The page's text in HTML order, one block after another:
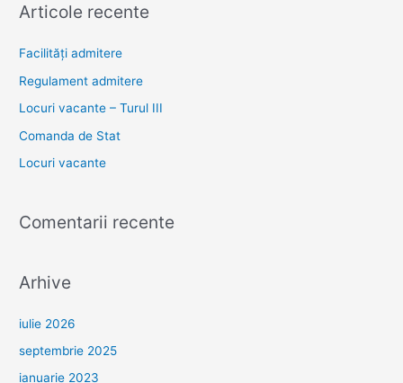
r
o
r
:
Articole recente
Facilități admitere
Regulament admitere
Locuri vacante – Turul III
Comanda de Stat
Locuri vacante
Comentarii recente
Arhive
iulie 2026
septembrie 2025
ianuarie 2023